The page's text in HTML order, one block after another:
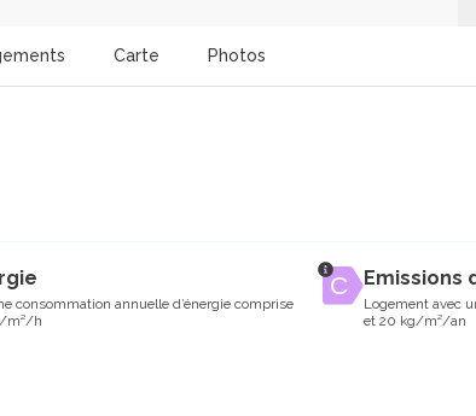
Carte Photos
consommation annuelle d’énergie comprise
m²/h
Emissions
Logement avec
et 20 kg/m²/an